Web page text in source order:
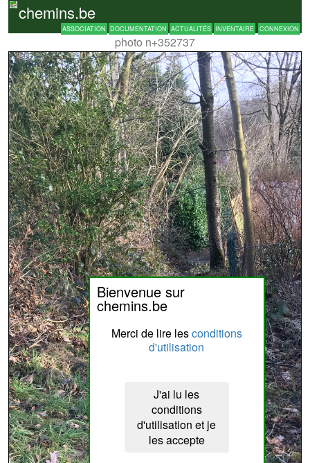
chemins.be
ASSOCIATION DOCUMENTATION ACTUALITÉS INVENTAIRE CONNEXION
photo n+352737
Bienvenue sur
chemins.be
Merci de lire lesconditions
d'utilisation
J'ai lu les
conditions
d'utilisation et je
les accepte